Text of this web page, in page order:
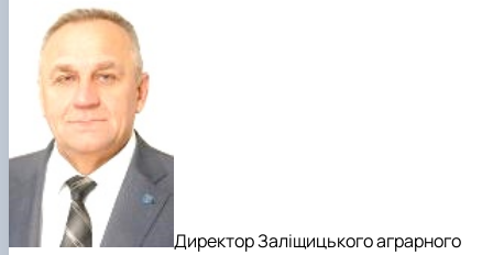
Директор Заліщицького аграрного